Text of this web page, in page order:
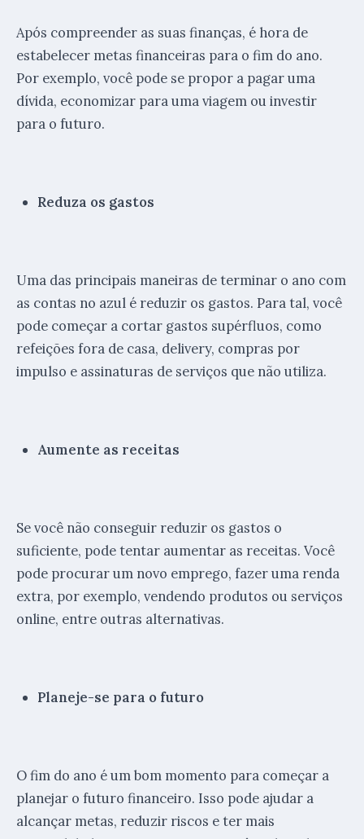
Após compreender as suas finanças, é hora de
estabelecer metas financeiras para o fim do ano.
Por exemplo, você pode se propor a pagar uma
dívida, economizar para uma viagem ou investir
para o futuro.
Reduza os gastos
Uma das principais maneiras de terminar o ano com
as contas no azul é reduzir os gastos. Para tal, você
pode começar a cortar gastos supérfluos, como
refeições fora de casa, delivery, compras por
impulso e assinaturas de serviços que não utiliza.
Aumente as receitas
Se você não conseguir reduzir os gastos o
suficiente, pode tentar aumentar as receitas. Você
pode procurar um novo emprego, fazer uma renda
extra, por exemplo, vendendo produtos ou serviços
online, entre outras alternativas.
Planeje-se para o futuro
O fim do ano é um bom momento para começar a
planejar o futuro financeiro. Isso pode ajudar a
alcançar metas, reduzir riscos e ter mais